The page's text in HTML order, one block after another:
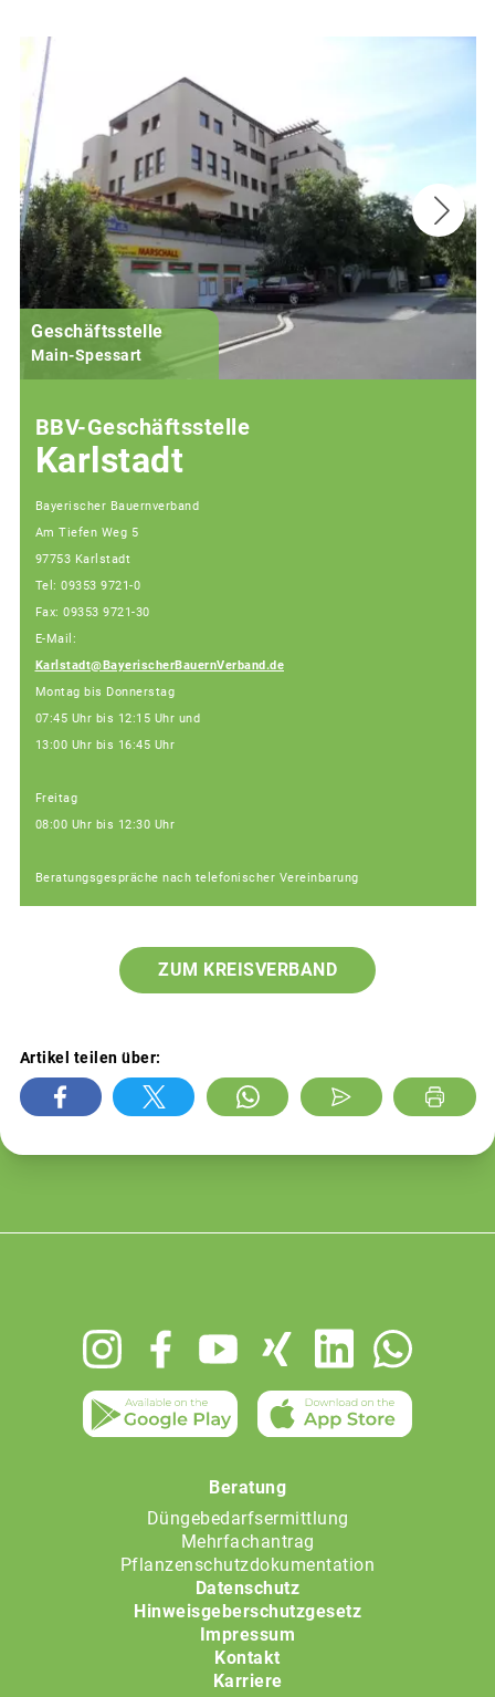
Geschäftsstelle
Main-Spessart
BBV-Geschäftsstelle
Karlstadt
Bayerischer Bauernverband
Am Tiefen Weg 5
97753 Karlstadt
Tel: 09353 9721-0
Fax: 09353 9721-30
E-Mail:
Karlstadt@BayerischerBauernVerband.de
Montag bis Donnerstag
07:45 Uhr bis 12:15 Uhr und
13:00 Uhr bis 16:45 Uhr
Freitag
08:00 Uhr bis 12:30 Uhr
Beratungsgespräche nach telefonischer Vereinbarung
ZUM KREISVERBAND
Artikel teilen über:
Beratung
Düngebedarfsermittlung
Mehrfachantrag
Pflanzenschutzdokumentation
Datenschutz
Hinweisgeberschutzgesetz
Impressum
Kontakt
Karriere